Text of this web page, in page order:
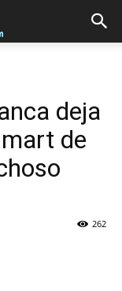
deja
de
262